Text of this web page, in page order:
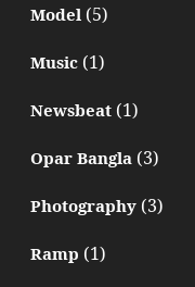
Model(5)
Music(1)
Newsbeat(1)
Opar Bangla(3)
Photography(3)
Ramp (1)